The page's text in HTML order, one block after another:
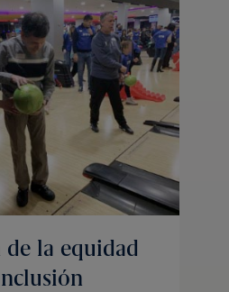
la equidad